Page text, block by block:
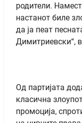
родители.
настанот биле
да ја пеат
Димитриевски“,
Од партијата
класична
промоција,